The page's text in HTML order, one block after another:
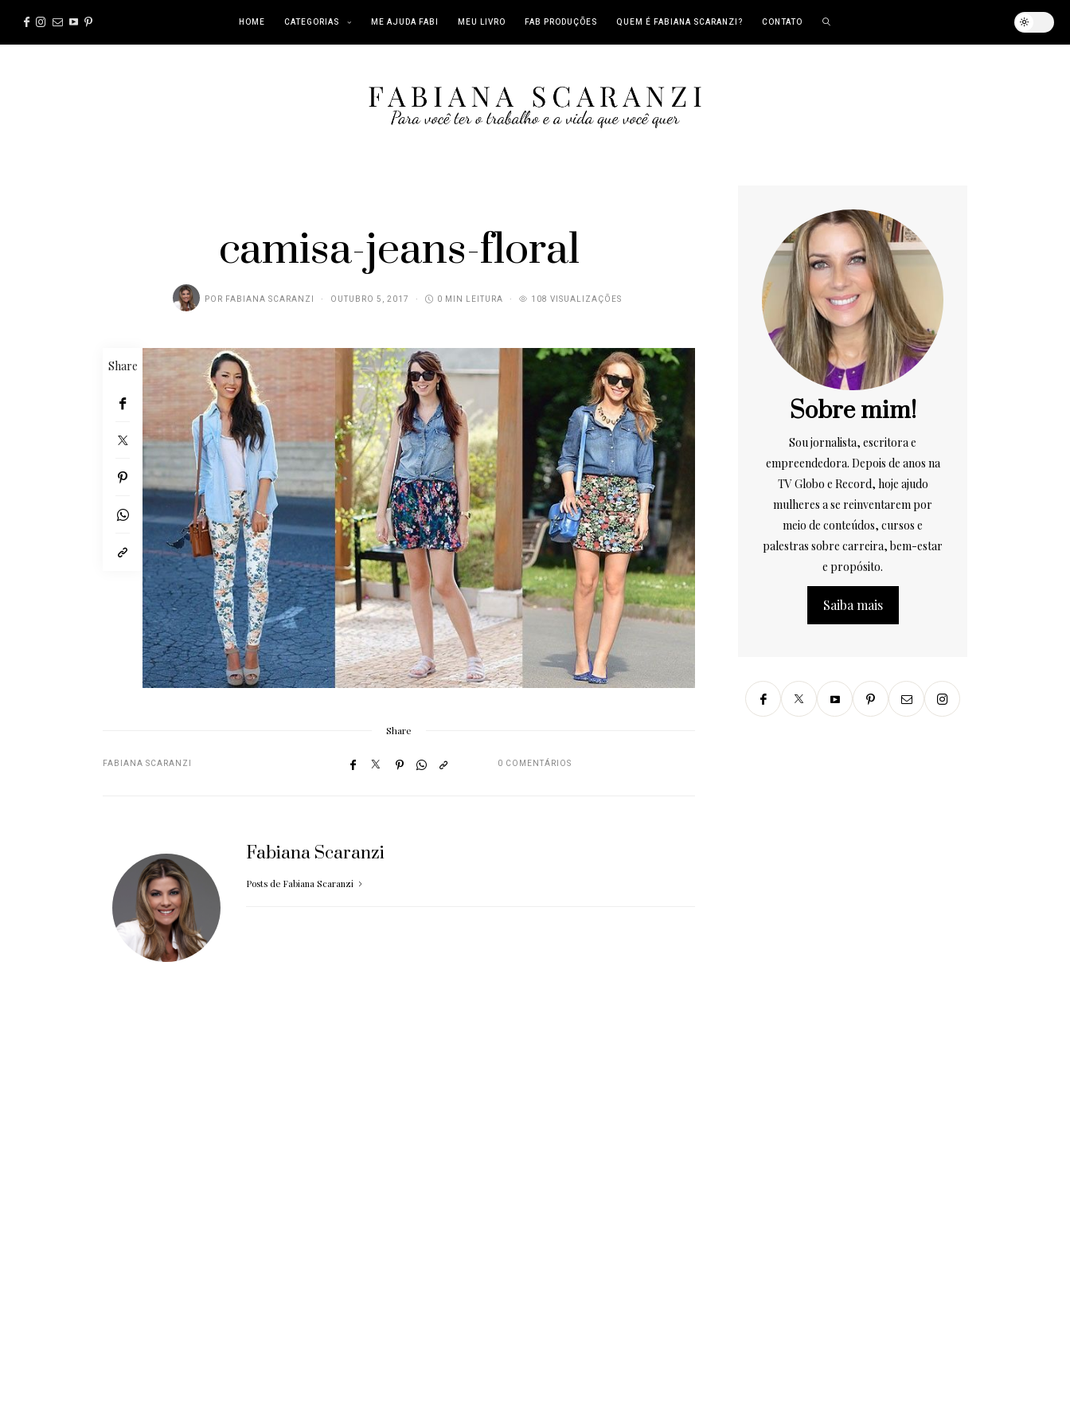
HOME CATEGORIAS ME AJUDA FABI MEU LIVRO FAB PRODUÇÕES QUEM É FABIANA SCARANZI? CONTATO
camisa-jeans-floral
POR FABIANA SCARANZI OUTUBRO 5, 2017 0 MIN LEITURA 108 VISUALIZAÇÕES
Share
Share
FABIANA SCARANZI 0 COMENTÁRIOS
Fabiana Scaranzi
Posts de Fabiana Scaranzi
Sobre mim!
Sou jornalista, escritora e
empreendedora. Depois de anos na
TV Globo e Record, hoje ajudo
mulheres a se reinventarem por
meio de conteúdos, cursos e
palestras sobre carreira, bem-estar
e propósito.
Saiba mais